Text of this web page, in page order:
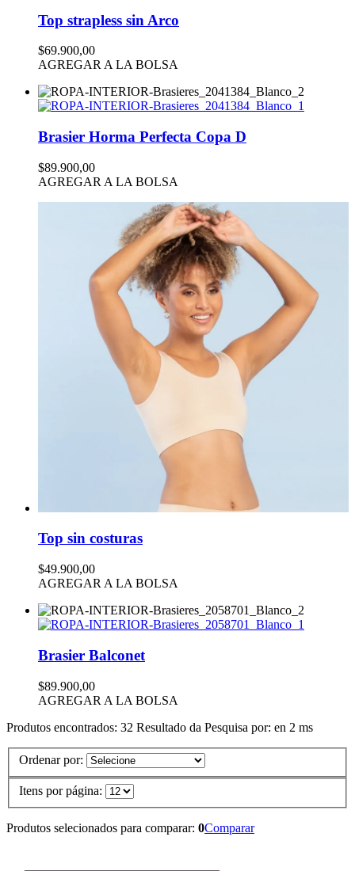
Top strapless sin Arco
$69.900,00
AGREGAR A LA BOLSA
Brasier Horma Perfecta Copa D
$89.900,00
AGREGAR A LA BOLSA
Top sin costuras
$49.900,00
AGREGAR A LA BOLSA
Brasier Balconet
$89.900,00
AGREGAR A LA BOLSA
Produtos encontrados: 32 Resultado da Pesquisa por: en 2 ms
Ordenar por:
Itens por página:
Produtos selecionados para comparar: 0Comparar